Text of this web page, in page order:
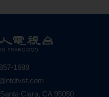
1688
Clara, CA 95050